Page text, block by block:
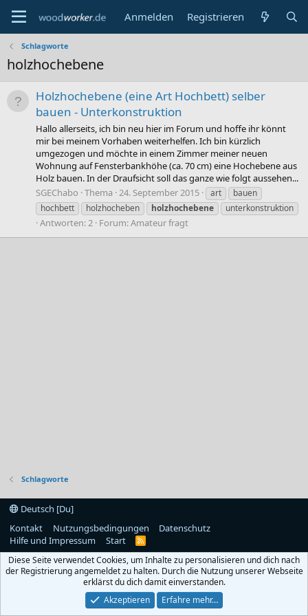
Anmelden Registrieren
Schlagworte
holzhochebene
Holzhochebene (eine Art Hochbett) selber
bauen - Unterkonstruktion
Hallo allerseits, ich bin neu hier im Forum und hoffe ihr könnt
mir bei meinem Vorhaben weiterhelfen. Ich bin kürzlich
umgezogen und möchte in einem Zimmer meiner neuen
Wohnung auf Fensterbankhöhe (ca. 70 cm) eine Hochebene aus
Holz bauen. In der Draufsicht soll das ganze wie folgt aussehen...
SGEChabo Thema 24. September 2015 art
bauen
hochbett
holzhocheben holzhochebene unterkonstruktion
Antworten: 2 Forum:Amateur fragt
Schlagworte
Deutsch [Du]
Kontakt
Nutzungsbedingungen
Datenschutz
Hilfe und Impressum
Start
R
S
Diese Seite verwendet Cookies, um Inhalte zu personalisieren und dich nach
der Registrierung angemeldet zu halten. Durch die Nutzung unserer Webseite
erklärst du dich damit einverstanden.
Akzeptieren
Erfahre mehr…